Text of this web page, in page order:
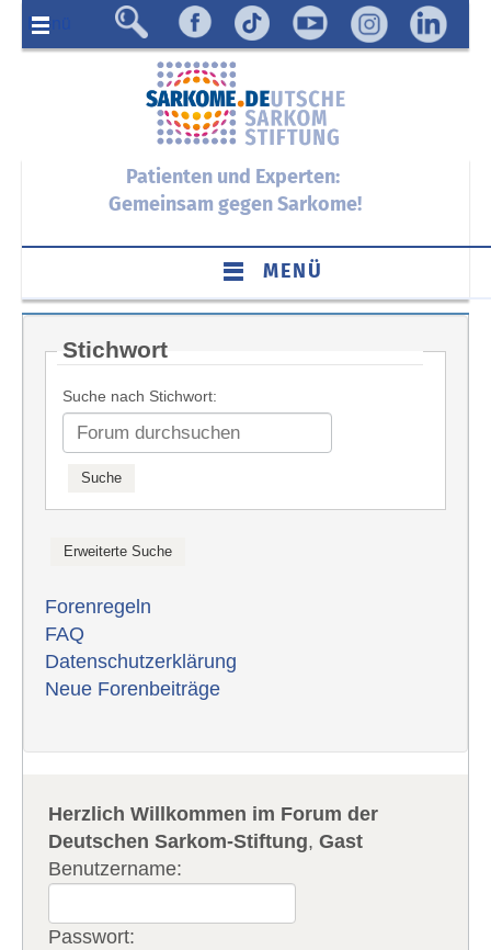
Menü
Patienten und Experten:
Gemeinsam gegen Sarkome!
MENÜ
Stichwort
Suche nach Stichwort:
Forenregeln
FAQ
Datenschutzerklärung
Neue Forenbeiträge
Herzlich Willkommen im Forum der
Deutschen Sarkom-Stiftung,Gast
Benutzername:
Passwort: